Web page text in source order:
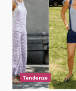
Tendenze